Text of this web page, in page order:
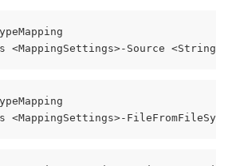
<MappingSettings>-Source <String>
<MappingSettings>-